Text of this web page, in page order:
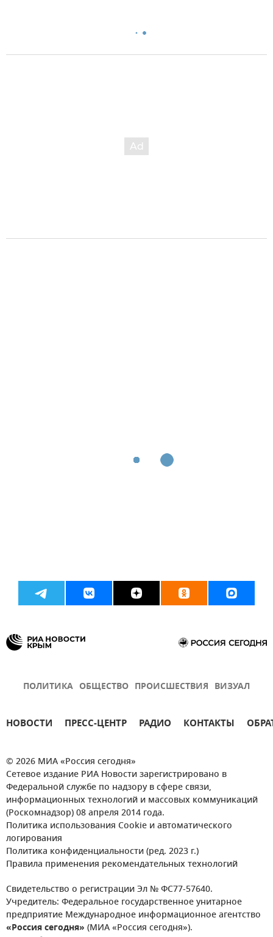
ПОЛИТИКА ОБЩЕСТВО ПРОИСШЕСТВИЯ ВИЗУАЛ
НОВОСТИ ПРЕСС-ЦЕНТР РАДИО КОНТАКТЫ
© 2026 МИА «Россия сегодня»
Сетевое издание РИА Новости зарегистрировано в
Федеральной службе по надзору в сфере связи,
информационных технологий и массовых коммуникаций
(Роскомнадзор) 08 апреля 2014 года.
Политика использования Cookie и автоматического
логирования
Политика конфиденциальности (ред. 2023 г.)
Правила применения рекомендательных технологий
Свидетельство о регистрации Эл № ФС77-57640.
Учредитель: Федеральное государственное унитарное
предприятие Международное информационное агентство
«Россия сегодня» (МИА «Россия сегодня»).